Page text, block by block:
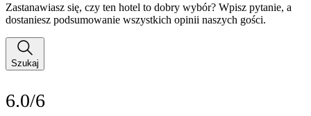
Zastanawiasz się, czy ten hotel to dobry wybór? Wpisz pytanie, a
dostaniesz podsumowanie wszystkich opinii naszych gości.
Szukaj
6.0/6